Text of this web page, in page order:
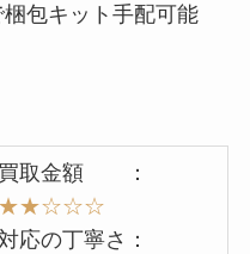
包キット手配可能
買取金額 ：
★★☆☆☆
対応の丁寧さ：